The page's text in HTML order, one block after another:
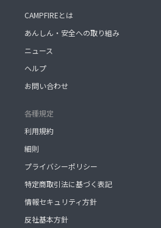
CAMPFIREとは
あんしん・安全への取り組み
ニュース
ヘルプ
お問い合わせ
各種規定
利用規約
細則
プライバシーポリシー
特定商取引法に基づく表記
情報セキュリティ方針
反社基本方針